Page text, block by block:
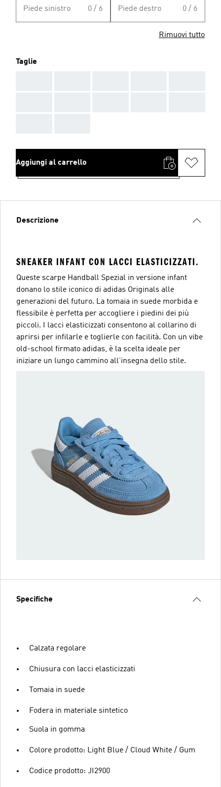
Piede sinistro 0 / 6 Piede destro 0 / 6
Rimuovi tutto
Taglie
Aggiungi al carrello
Descrizione
SNEAKER INFANT CON LACCI ELASTICIZZATI.
Queste scarpe Handball Spezial in versione infant
donano lo stile iconico di adidas Originals alle
generazioni del futuro. La tomaia in suede morbida e
flessibile è perfetta per accogliere i piedini dei più
piccoli. I lacci elasticizzati consentono al collarino di
aprirsi per infilarle e toglierle con facilità. Con un vibe
old-school firmato adidas, è la scelta ideale per
iniziare un lungo cammino all'insegna dello stile.
Specifiche
Calzata regolare
Chiusura con lacci elasticizzati
Tomaia in suede
Fodera in materiale sintetico
Suola in gomma
Colore prodotto: Light Blue / Cloud White / Gum
Codice prodotto: JI2900